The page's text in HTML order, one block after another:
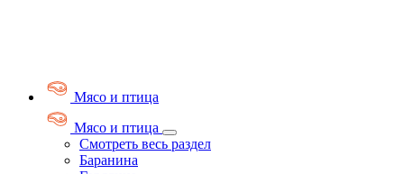
Мясо и птица
Мясо и птица
Смотреть весь раздел
Баранина